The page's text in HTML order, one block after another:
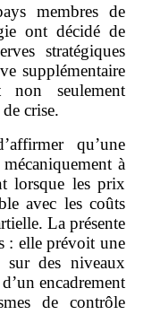
membres de
ont décidé de
stratégiques
supplémentaire
non seulement
crise.
qu’une
à
lorsque les prix
avec les coûts
La présente
: elle prévoit une
sur des niveaux
encadrement
de contrôle